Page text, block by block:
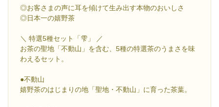
◎お客さまの声に耳を傾けて生み出す本物のおいしさ
◎日本一の嬉野茶
＼ 特選5種セット「雫」 ／
お茶の聖地「不動山」を含む、5種の特選茶のうまさを味
わえるセット。
●不動山
嬉野茶のはじまりの地「聖地・不動山」に育った茶葉。